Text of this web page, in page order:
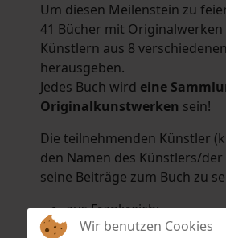
Um diesen Meilenstein zu
41 Bücher mit Originalwerken
Künstlern aus 8
herausgeben.
Jedes Buch wird eine
Originalkunstwerken sein!
Die teilnehmenden Künstler
den Namen des Künstlers/
seine Beiträge zum Buch zu
aus Frankreich:
Hélène Argo,Didier Bonnot
Wir benutzen Cookies